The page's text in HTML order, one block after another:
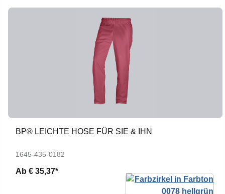
BP® LEICHTE HOSE FÜR SIE & IHN
1645-435-0182
Ab € 35,37*